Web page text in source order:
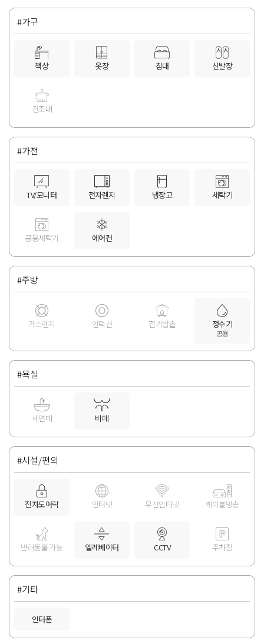
#가구
책상 옷장 침대 신발장
건조대
#가전
TV/모니터 전자렌지 냉장고 세탁기
공용세탁기 에어컨
#주방
가스렌지 인덕션 전기밥솥 정수기
공용
#욕실
세면대 비데
#시설/편의
전자도어락 인터넷 무선인터넷 케이블방송
반려동물 가능 엘레베이터 CCTV 주차장
#기타
인터폰